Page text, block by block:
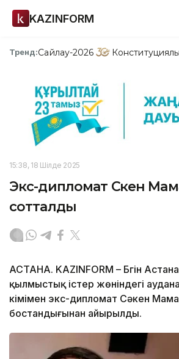
KAZINFORM
Тренд:Сайлау-2026
15:38, 18 Шілде 2025
Экс-дипломат Сәкен
сотталды
АСТАНА. KAZINFORM – Бүгін
қылмыстық істер жөніндегі
үкімімен экс-дипломат Сәкен
бостандығынан айырылды.